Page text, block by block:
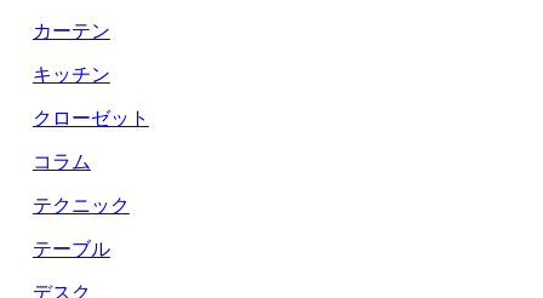
カーテン
キッチン
クローゼット
コラム
テクニック
テーブル
デスク